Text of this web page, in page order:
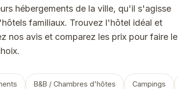
hébergements de la ville, qu'il s'agisse
familiaux. Trouvez l'hôtel idéal et
nos avis et comparez les prix pour faire le
B&B / Chambres d'hôtes Campings